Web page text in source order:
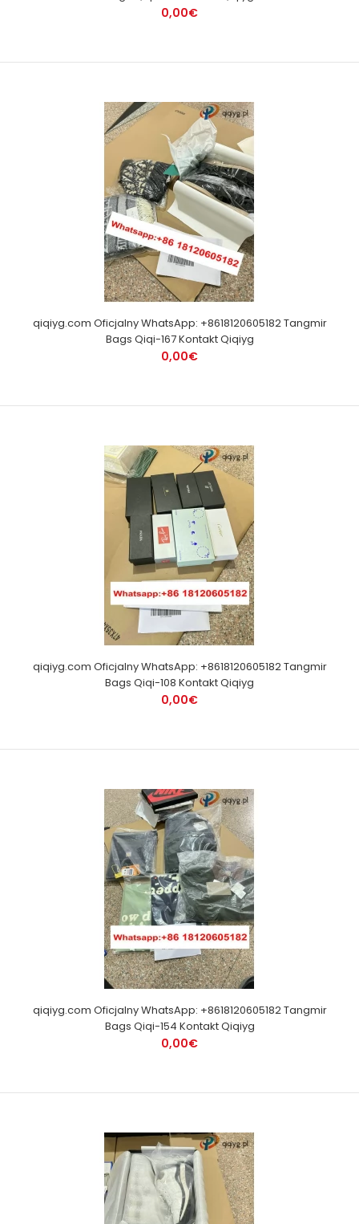
0,00€
qiqiyg.com Oficjalny WhatsApp: +8618120605182 Tangmir
Bags Qiqi-167 Kontakt Qiqiyg
0,00€
qiqiyg.com Oficjalny WhatsApp: +8618120605182 Tangmir
Bags Qiqi-108 Kontakt Qiqiyg
0,00€
qiqiyg.com Oficjalny WhatsApp: +8618120605182 Tangmir
Bags Qiqi-154 Kontakt Qiqiyg
0,00€